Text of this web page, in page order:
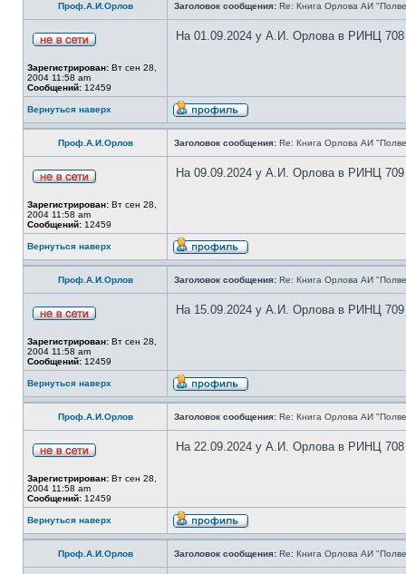
Проф.А.И.Орлов Заголовок сообщения: Re: Книга Орлова АИ
Зарегистрирован: Вт сен 28,
2004 11:58 am
Сообщений: 12459
На 01.09.2024 у А.И. Орлова в РИНЦ 708
Вернуться наверх
Проф.А.И.Орлов Заголовок сообщения: Re: Книга Орлова АИ
Зарегистрирован: Вт сен 28,
2004 11:58 am
Сообщений: 12459
На 09.09.2024 у А.И. Орлова в РИНЦ 709
Вернуться наверх
Проф.А.И.Орлов Заголовок сообщения: Re: Книга Орлова АИ
Зарегистрирован: Вт сен 28,
2004 11:58 am
Сообщений: 12459
На 15.09.2024 у А.И. Орлова в РИНЦ 709
Вернуться наверх
Проф.А.И.Орлов Заголовок сообщения: Re: Книга Орлова АИ
Зарегистрирован: Вт сен 28,
2004 11:58 am
Сообщений: 12459
На 22.09.2024 у А.И. Орлова в РИНЦ 708
Вернуться наверх
Проф.А.И.Орлов Заголовок сообщения: Re: Книга Орлова АИ